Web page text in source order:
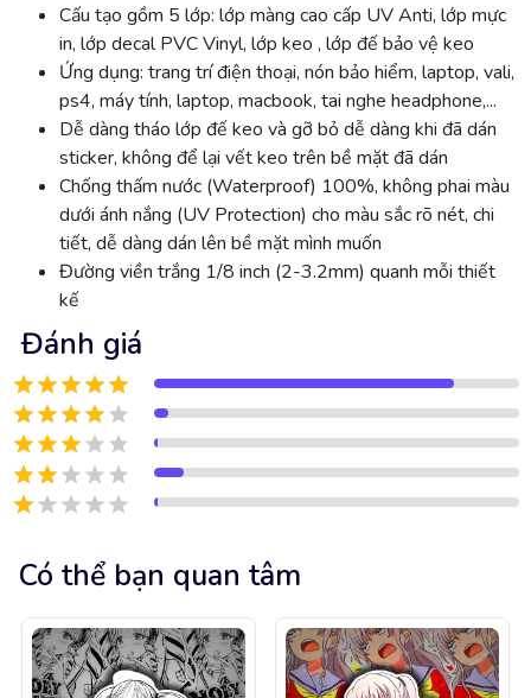
Cấu tạo gồm 5 lớp: lớp màng cao cấp UV Anti, lớp mực
in, lớp decal PVC Vinyl, lớp keo , lớp đế bảo vệ keo
Ứng dụng: trang trí điện thoại, nón bảo hiểm, laptop, vali,
ps4, máy tính, laptop, macbook, tai nghe headphone,...
Dễ dàng tháo lớp đế keo và gỡ bỏ dễ dàng khi đã dán
sticker, không để lại vết keo trên bề mặt đã dán
Chống thấm nước (Waterproof) 100%, không phai màu
dưới ánh nắng (UV Protection) cho màu sắc rõ nét, chi
tiết, dễ dàng dán lên bề mặt mình muốn
Đường viền trắng 1/8 inch (2-3.2mm) quanh mỗi thiết
kế
Đánh giá
Có thể bạn quan tâm